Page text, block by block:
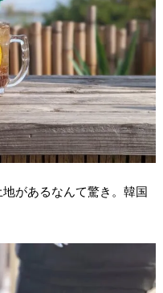
があるなんて驚き。韓国